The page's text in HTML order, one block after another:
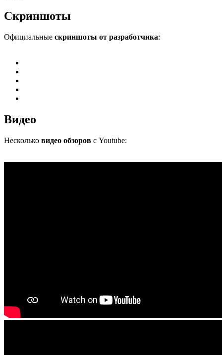
Скриншоты
Официальные скриншоты от разработчика:
Видео
Несколько видео обзоров с Youtube: